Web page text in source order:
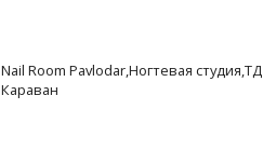
Nail Room Pavlodar,Ногтевая студия,ТД
Караван